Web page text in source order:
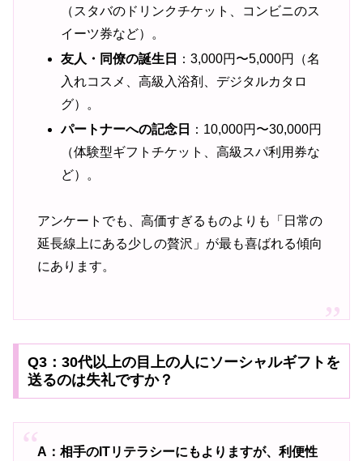
（スタバのドリンクチケット、コンビニのス
イーツ券など）。
友人・同僚の誕生日
：3,000円〜5,000円（名
入れコスメ、高級入浴剤、デジタルカタロ
グ）。
パートナーへの記念日
：10,000円〜30,000円
（体験型ギフトチケット、高級スパ利用券な
ど）。
アンケートでも、高価すぎるものよりも「日常の
延長線上にある少しの贅沢」が最も喜ばれる傾向
にあります。
Q3：30代以上の目上の人にソーシャルギフトを
送るのは失礼ですか？
A：相手のITリテラシーにもよりますが、利便性